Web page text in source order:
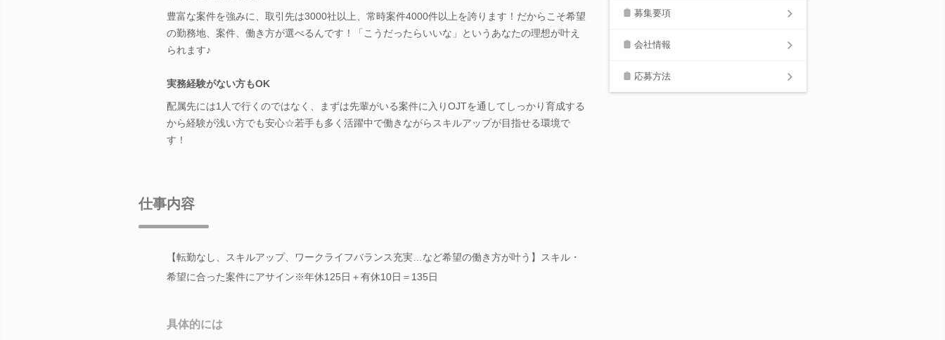
豊富な案件を強みに、取引先は3000社以上、常時案件4000件以上を誇ります！だからこそ希望
の勤務地、案件、働き方が選べるんです！「こうだったらいいな」というあなたの理想が叶え
られます♪
実務経験がない方もOK
配属先には1人で行くのではなく、まずは先輩がいる案件に入りOJTを通してしっかり育成する
から経験が浅い方でも安心☆若手も多く活躍中で働きながらスキルアップが目指せる環境で
す！
仕事内容
【転勤なし、スキルアップ、ワークライフバランス充実…など希望の働き方が叶う】スキル・
希望に合った案件にアサイン※年休125日＋有休10日＝135日
具体的には
募集要項
会社情報
応募方法